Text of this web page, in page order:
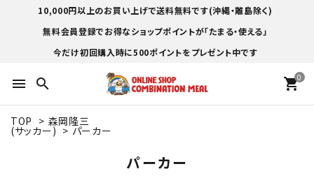
10,000円以上のお買い上げで送料無料です(沖縄・離島除く)
無料会員登録でお得なショップポイントが「たまる・使える」
今だけ初回購入時に500ポイントをプレゼント中です
menu search 0
shopping_cart
TOP > 森岡隆三
(サッカー) > パーカー
パーカー